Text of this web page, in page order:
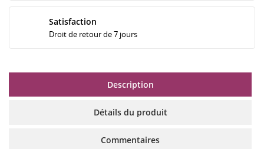
Satisfaction
Droit de retour de 7 jours
Description
Détails du produit
Commentaires